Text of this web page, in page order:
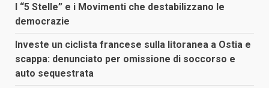
I “5 Stelle” e i Movimenti che destabilizzano le
democrazie
Investe un ciclista francese sulla litoranea a Ostia e
scappa: denunciato per omissione di soccorso e
auto sequestrata